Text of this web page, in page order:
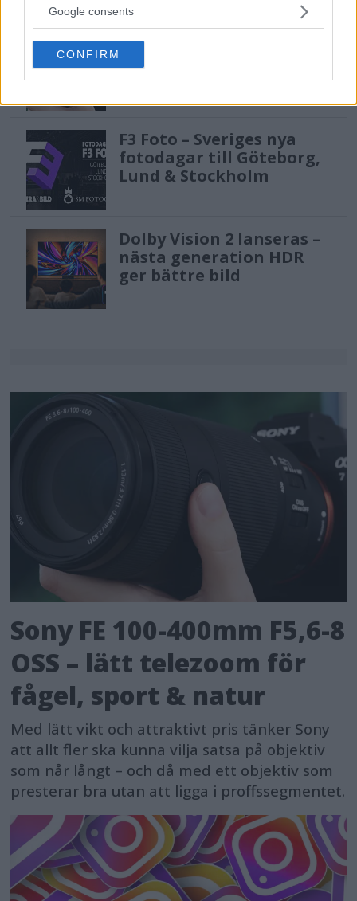
not limited to your visit or usage behaviour. You may click to
use your data for below specified purposes in below Google
consent section.
Google consents
CONFIRM
Sony FE 100-400mm F5,6-8
fågel, sport & natur
F3 Foto – Sveriges nya
fotodagar till Göteborg,
Lund & Stockholm
Dolby Vision 2 lanseras –
nästa generation HDR
ger bättre bild
Sony FE 100-400mm F5,6-8
OSS – lätt telezoom för
fågel, sport & natur
Med lätt vikt och attraktivt pris tänker Sony
att allt fler ska kunna vilja satsa på objektiv
som når långt – och då med ett objektiv som
presterar bra utan att ligga i proffssegmentet.